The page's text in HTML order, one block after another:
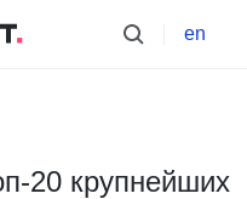
en
20 крупнейших